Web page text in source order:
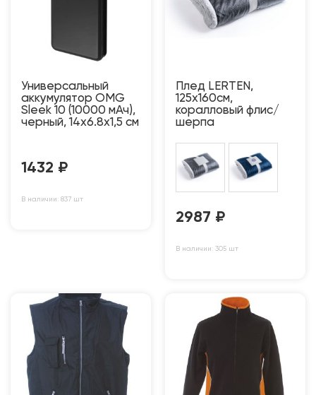
Универсальный
аккумулятор OMG
Sleek 10 (10000 мАч),
черный, 14х6.8х1,5 см
1432 ₽
В наличии: 837 шт
Плед LERTEN,
125x160см,
коралловый флис/
шерпа
2987 ₽
В наличии: 305 шт